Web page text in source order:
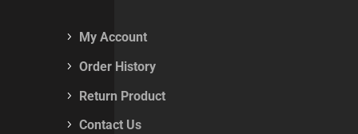
My Account
Order History
Return Product
Contact Us